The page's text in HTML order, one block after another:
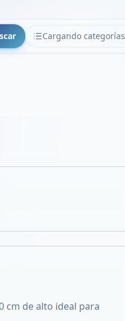
Cargando categorías
CATEGORÍAS
cm de alto ideal para